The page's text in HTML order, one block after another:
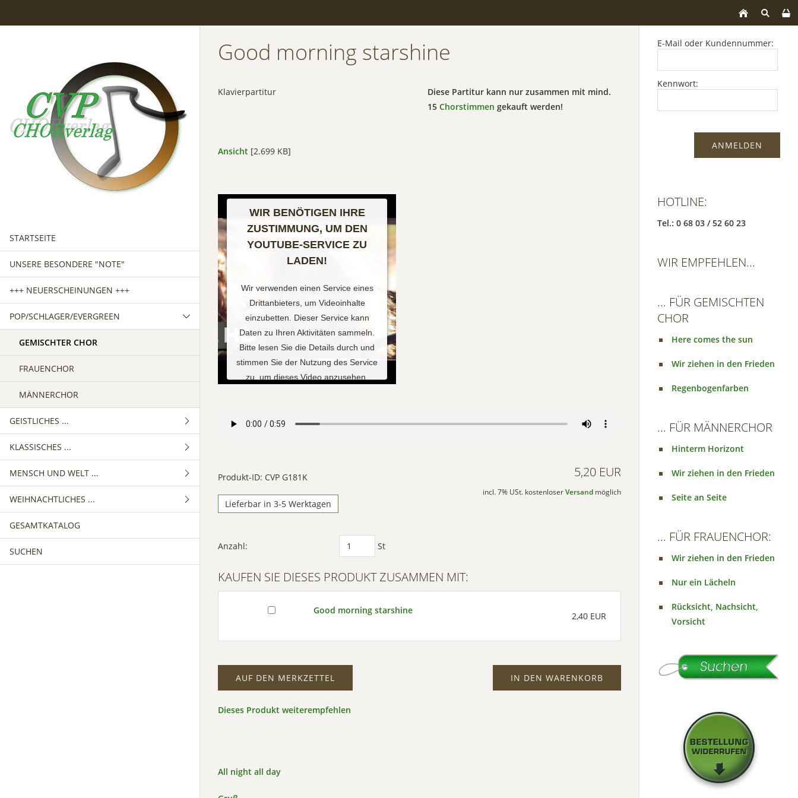
STARTSEITE
UNSERE BESONDERE "NOTE"
+++ NEUERSCHEINUNGEN +++
POP/SCHLAGER/EVERGREEN
GEMISCHTER CHOR
FRAUENCHOR
MÄNNERCHOR
GEISTLICHES ...
GEMISCHTER CHOR
FRAUENCHOR
MÄNNERCHOR
KLASSISCHES ...
GEMISCHTER CHOR
FRAUENCHOR
MÄNNERCHOR
MENSCH UND WELT ...
GEMISCHTER CHOR
FRAUENCHOR
MÄNNERCHOR
WEIHNACHTLICHES ...
GEMISCHTER CHOR
FRAUENCHOR
GESAMTKATALOG
SUCHEN
Good morning starshine
Klavierpartitur
Ansicht [2.699 KB]
Diese Partitur kann nur zusammen mit mind.
15Chorstimmen gekauft werden!
WIR BENÖTIGEN IHRE
ZUSTIMMUNG, UM DEN
YOUTUBE-SERVICE ZU
LADEN!
Wir verwenden einen Service eines
Drittanbieters, um Videoinhalte
einzubetten. Dieser Service kann
Daten zu Ihren Aktivitäten sammeln.
Bitte lesen Sie die Details durch und
stimmen Sie der Nutzung des Service
zu, um dieses Video anzusehen.
Management Platform
Produkt-ID: CVP G181K
Lieferbar in 3-5 Werktagen
5,20 EUR
incl. 7% USt. kostenloser Versandmöglich
Anzahl: St
KAUFEN SIE DIESES PRODUKT ZUSAMMEN MIT:
Good morning starshine
2,40 EUR
IN DEN WARENKORB
AUF DEN MERKZETTEL
Dieses Produkt weiterempfehlen
All night all day
E-Mail oder Kundennummer:
Kennwort:
HOTLINE:
Tel.: 0 68 03 / 52 60 23
WIR EMPFEHLEN...
... FÜR GEMISCHTEN
CHOR
Here comes the sun
Wir ziehen in den Frieden
Regenbogenfarben
... FÜR MÄNNERCHOR
Hinterm Horizont
Wir ziehen in den Frieden
Seite an Seite
... FÜR FRAUENCHOR:
Wir ziehen in den Frieden
Nur ein Lächeln
Rücksicht, Nachsicht,
Vorsicht